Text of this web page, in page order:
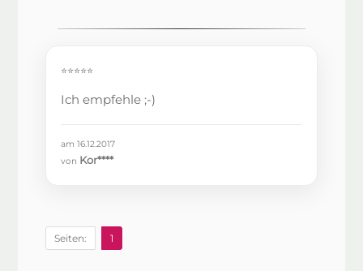
⭐⭐⭐⭐⭐
Ich empfehle ;-)
am 16.12.2017
von Kor****
Seiten: 1